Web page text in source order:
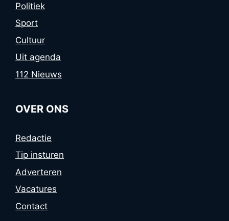
Politiek
Sport
Cultuur
Uit agenda
112 Nieuws
OVER ONS
Redactie
Tip insturen
Adverteren
Vacatures
Contact